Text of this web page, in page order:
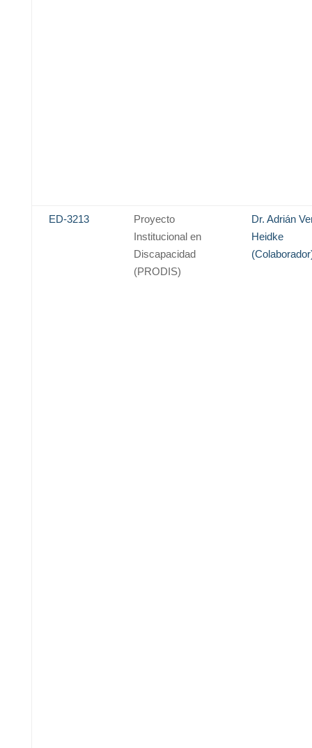
ED-3213
Proyecto
Institucional en
Discapacidad
(PRODIS)
Dr. Adrián
Heidke